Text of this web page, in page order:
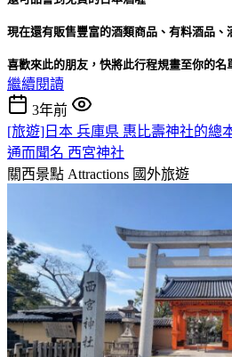
現在還有販售豐富的酒類商品、有料酒品、
喜歡來此的朋友，快將此行程規畫至你的名
繼續閱讀
3年前
[旅遊]日本 兵庫県 惠比壽神社的總
通而聞名 西宮神社
關西景點 Attractions 國外旅遊